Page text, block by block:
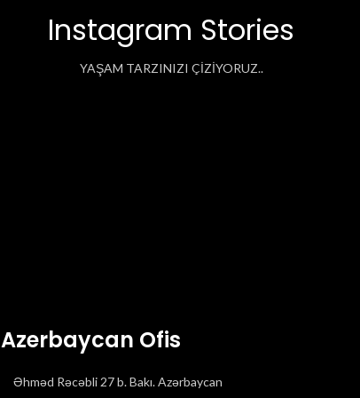
Instagram Stories
YAŞAM TARZINIZI ÇİZİYORUZ..
Azerbaycan Ofis
Əhməd Rəcəbli 27 b. Bakı. Azərbaycan